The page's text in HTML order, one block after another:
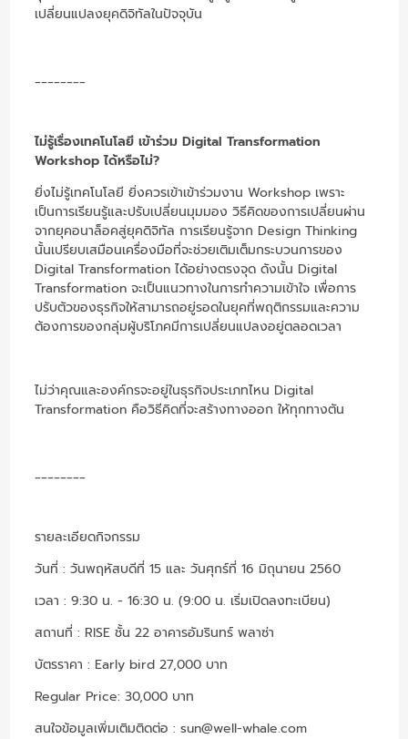
เปลี่ยนแปลงยุคดิจิทัลในปัจจุบัน
________
ไม่รู้เรื่องเทคโนโลยี เข้าร่วมDigital Transformation
Workshop ได้หรือไม่?
ยิ่งไม่รู้เทคโนโลยี ยิ่งควรเข้าเข้าร่วมงาน Workshop เพราะ
เป็นการเรียนรู้และปรับเปลี่ยนมุมมอง วิธีคิดของการเปลี่ยนผ่าน
จากยุคอนาล็อคสู่ยุคดิจิทัล การเรียนรู้จาก Design Thinking
นั้นเปรียบเสมือนเครื่องมือที่จะช่วยเติมเต็มกระบวนการของ
Digital Transformation ได้อย่างตรงจุด ดังนั้น Digital
Transformation จะเป็นแนวทางในการทำความเข้าใจ เพื่อการ
ปรับตัวของธุรกิจให้สามารถอยู่รอดในยุคที่พฤติกรรมและความ
ต้องการของกลุ่มผู้บริโภคมีการเปลี่ยนแปลงอยู่ตลอดเวลา
ไม่ว่าคุณและองค์กรจะอยู่ในธุรกิจประเภทไหน Digital
Transformation คือวิธีคิดที่จะสร้างทางออก ให้ทุกทางตัน
________
รายละเอียดกิจกรรม
วันที่ : วันพฤหัสบดีที่ 15 และ วันศุกร์ที่ 16 มิถุนายน 2560
เวลา : 9:30 น. - 16:30 น. (9:00 น. เริ่มเปิดลงทะเบียน)
สถานที่ : RISE ชั้น 22 อาคารอัมรินทร์ พลาซ่า
บัตรราคา : Early bird 27,000 บาท
Regular Price: 30,000 บาท
สนใจข้อมูลเพิ่มเติมติดต่อ : sun@well-whale.com